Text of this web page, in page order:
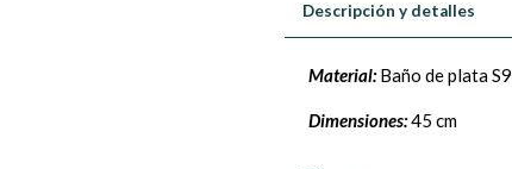
Descripción y detalles
Material:Baño de plata
Dimensiones:45 cm